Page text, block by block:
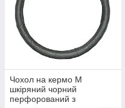
Чохол на кермо М
шкіряний чорний
перфорований з